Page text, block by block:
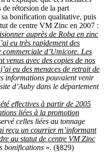
de rétorsion de la part
bonification qualitative, puis
de centre VM Zinc en 2007 :
auprès de Roba en zinc
eu très rapidement des
d’Umicore. Les
venus avec des copies de nos
eu des menaces de retrait de
informations pouvaient venir
d’Auby dans le département
effectives à partir de 2005
liées à la promotion
celles liées au tonnage
reçu un courrier m’informant
au statut de centre VM Zinc
bonifications ». (§829)